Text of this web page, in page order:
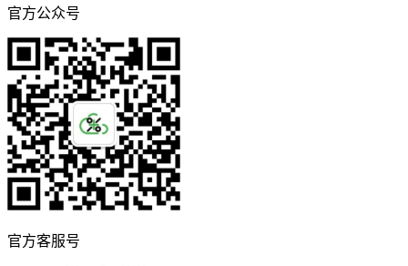
官方公众号
官方客服号